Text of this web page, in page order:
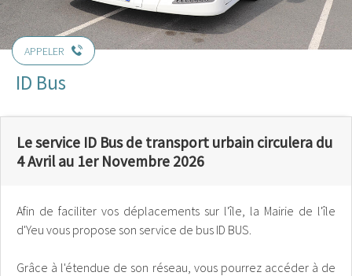
APPELER
ID Bus
Le service ID Bus de transport urbain circulera du
4 Avril au 1er Novembre 2026
Afin de faciliter vos déplacements sur l'île, la Mairie de l'île
d'Yeu vous propose son service de bus ID BUS.
Grâce à l'étendue de son réseau, vous pourrez accéder à de